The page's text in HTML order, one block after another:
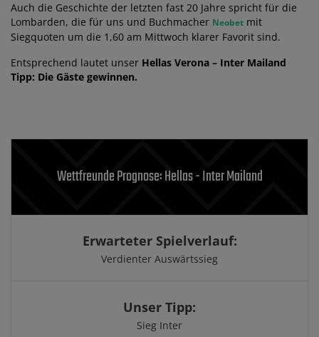
Auch die Geschichte der letzten fast 20 Jahre spricht für die
Lombarden, die für uns und Buchmacher Neobet mit
Siegquoten um die 1,60 am Mittwoch klarer Favorit sind.
Entsprechend lautet unser Hellas Verona – Inter Mailand
Tipp: Die Gäste gewinnen.
Wettfreunde Prognose: Hellas - Inter Mailand
Erwarteter Spielverlauf:
Verdienter Auswärtssieg
Unser Tipp:
Sieg Inter